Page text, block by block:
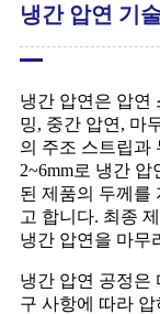
냉간 압연 기
냉간 압연은 압연
밍, 중간 압연, 마
의 주조 스트립과
2~6mm로 냉간
된 제품의 두께를
고 합니다. 최종
냉간 압연을 마무
냉간 압연 공정은
구 사항에 따라